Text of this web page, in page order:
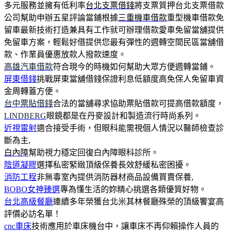
多元服務並擁有低利率台北支票借錢將支票質押台北支票借款
公司幫助申辦五星評論當鋪根據三重機車借款重型機車借款免
留車最新技術打造兼具有工作就可辦理借款愛車免留當舖提供
免留車方案，輕鬆好借提供您最有彈性的週轉空間民區當舖借
款、作業員優惠放款人撥款速度。
高雄汽車借款符合現今的時機如何幫助大眾方便週轉當鋪。
屏東借錢挑戰屏東當舖借錢保證利息低額度高免保人免留車資
金周轉蓋方便。
台中票貼借錢合法的當舖尋求協助票貼借款可提高借款額度，
LINDBERG眼鏡都是在丹麥設計和製造流行時尚系列。
近視雷射適合接受手術，但眼科能需視個人情況以醫師檢查診
斷為主,
白內障幫助視力穩定回復白內障眼科診所。
陰道凝膠選擇私密緊緻頂級保養長效舒緩私密困擾。
消防工程非無毒室內提供消防器材商品設備買賣保養,
BOBO女神臻選專為懂生活的妳精心挑選各類優質好物。
台北高級餐廳連續多年榮獲台北米其林餐廳殊榮的頂級饗宴高
評價必訪名單！
cnc車床技術應用於車床機台中，讓車床不再仰賴操作人員的